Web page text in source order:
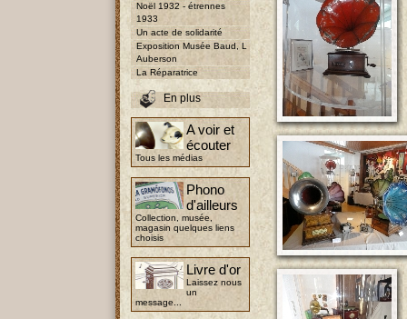
Noël 1932 - étrennes
1933
Un acte de solidarité
Exposition Musée Baud, L
Auberson
La Réparatrice
En plus
A voir et
écouter
Tous les médias
Phono
d'ailleurs
Collection, musée,
magasin quelques liens
choisis
Livre d'or
Laissez nous
un
message...